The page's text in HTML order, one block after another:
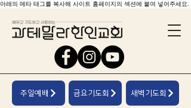
아래의 메타 태그를 복사해 사이트 홈페이지의 섹션에 붙여 넣어주세요.
주일예배 금요기도회 새벽기도회